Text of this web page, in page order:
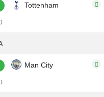
Tottenham
Man City